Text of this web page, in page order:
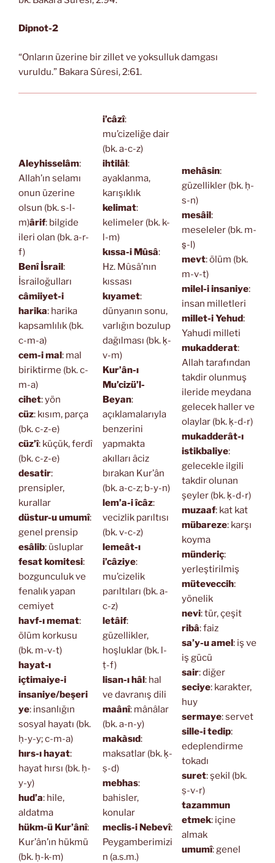
Dipnot-2
“Onların üzerine bir zillet ve yoksulluk damgası
vuruldu.” Bakara Sûresi, 2:61.
Aleyhisselâm:
Allah’ın selamı
onun üzerine
olsun (bk. s-l-
m)ârif: bilgide
ileri olan (bk. a-r-
f)
Benî İsrail:
İsrailoğulları
câmiiyet-i
harika: harika
kapsamlılık (bk.
c-m-a)
cem-i mal: mal
biriktirme (bk. c-
m-a)
cihet: yön
cüz: kısım, parça
(bk. c-z-e)
cüz’î: küçük, ferdî
(bk. c-z-e)
desatir:
prensipler,
kurallar
düstur-u umumî:
genel prensip
esâlib: üsluplar
fesat komitesi:
bozgunculuk ve
fenalık yapan
cemiyet
havf-ı memat:
ölüm korkusu
(bk. m-v-t)
hayat-ı
içtimaiye-i
insaniye/beşeri
ye: insanlığın
sosyal hayatı (bk.
ḥ-y-y; c-m-a)
hırs-ı hayat:
hayat hırsı (bk. ḥ-
y-y)
hud’a: hile,
aldatma
hükm-ü Kur’ânî:
Kur’ân’ın hükmü
(bk. ḥ-k-m)
i’câzî:
mu’cizeliğe dair
(bk. a-c-z)
ihtilâl:
ayaklanma,
karışıklık
kelimat:
kelimeler (bk. k-
l-m)
kıssa-i Mûsâ:
Hz. Mûsâ’nın
kıssası
kıyamet:
dünyanın sonu,
varlığın bozulup
dağılması (bk. ḳ-
v-m)
Kur’ân-ı
Mu’cizü’l-
Beyan:
açıklamalarıyla
benzerini
yapmakta
akılları âciz
bırakan Kur’ân
(bk. a-c-z; b-y-n)
lem’a-i îcâz:
vecizlik parıltısı
(bk. v-c-z)
lemeât-ı
i’câziye:
mu’cizelik
parıltıları (bk. a-
c-z)
letâif:
güzellikler,
hoşluklar (bk. l-
ṭ-f)
lisan-ı hâl: hal
ve davranış dili
maânî: mânâlar
(bk. a-n-y)
makàsıd:
maksatlar (bk. ḳ-
ṣ-d)
mebhas:
bahisler,
konular
meclis-i Nebevî:
Peygamberimizi
n (a.s.m.)
mehâsin:
güzellikler (bk. ḥ-
s-n)
mesâil:
meseleler (bk. m-
s̱-l)
mevt: ölüm (bk.
m-v-t)
milel-i insaniye:
insan milletleri
millet-i Yehud:
Yahudi milleti
mukadderat:
Allah tarafından
takdir olunmuş
ileride meydana
gelecek haller ve
olaylar (bk. ḳ-d-r)
mukadderât-ı
istikbaliye:
gelecekle ilgili
takdir olunan
şeyler (bk. ḳ-d-r)
muzaaf: kat kat
mübareze: karşı
koyma
münderiç:
yerleştirilmiş
müteveccih:
yönelik
nevi: tür, çeşit
ribâ: faiz
sa’y-u amel: iş ve
iş gücü
sair: diğer
seciye: karakter,
huy
sermaye: servet
sille-i tedip:
edeplendirme
tokadı
suret: şekil (bk.
ṣ-v-r)
tazammun
etmek: içine
almak
umumî: genel